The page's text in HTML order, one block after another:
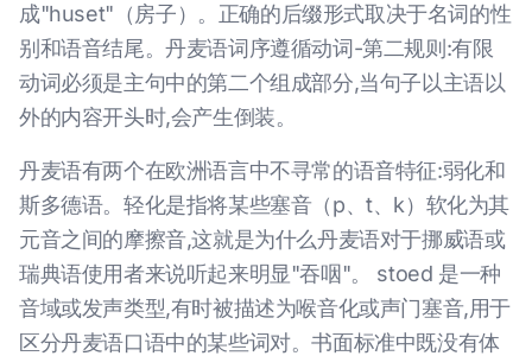
成"huset"（房子）。正确的后缀形式取决于名词的性
别和语音结尾。丹麦语词序遵循动词-第二规则:有限
动词必须是主句中的第二个组成部分,当句子以主语以
外的内容开头时,会产生倒装。
丹麦语有两个在欧洲语言中不寻常的语音特征:弱化和
斯多德语。轻化是指将某些塞音（p、t、k）软化为其
元音之间的摩擦音,这就是为什么丹麦语对于挪威语或
瑞典语使用者来说听起来明显"吞咽"。 stoed 是一种
音域或发声类型,有时被描述为喉音化或声门塞音,用于
区分丹麦语口语中的某些词对。书面标准中既没有体